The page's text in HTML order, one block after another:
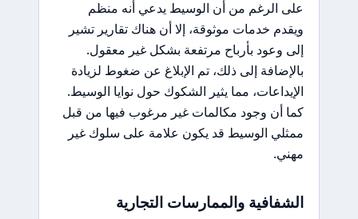
على الرغم من أن الوسيط يدعي أنه منظم
ويقدم خدمات موثوقة، إلا أن هناك تقارير تشير
إلى وعود بأرباح مرتفعة بشكل غير معقول.
بالإضافة إلى ذلك، تم الإبلاغ عن ضغوط لزيادة
الإيداعات، مما يثير الشكوك حول نوايا الوسيط.
كما أن وجود مكالمات غير مرغوب فيها من قبل
ممثلي الوسيط قد يكون علامة على سلوك غير
مهني.
الشفافية والممارسات التجارية